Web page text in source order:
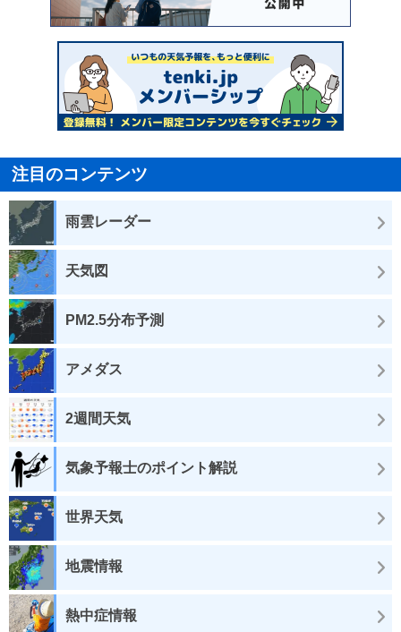
注目のコンテンツ
雨雲レーダー
天気図
PM2.5分布予測
アメダス
2週間天気
気象予報士のポイント解説
世界天気
地震情報
熱中症情報